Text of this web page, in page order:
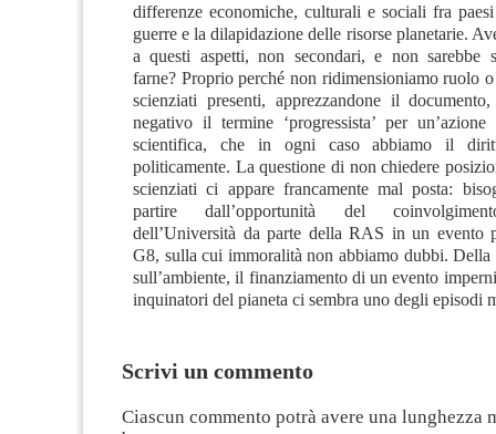
differenze economiche, culturali e sociali fra
guerre e la dilapidazione delle risorse planetarie.
a questi aspetti, non secondari, e non sarebbe
farne? Proprio perché non ridimensioniamo ruolo
scienziati presenti, apprezzandone il
negativo il termine ‘progressista’ per
scientifica, che in ogni caso abbiamo il
politicamente. La questione di non chiedere
scienziati ci appare francamente mal posta:
partire dall’opportunità del
dell’Università da parte della RAS in un evento
G8, sulla cui immoralità non abbiamo dubbi.
sull’ambiente, il finanziamento di un evento
inquinatori del pianeta ci sembra uno degli episodi
Scrivi un commento
Ciascun commento potrà avere una lunghezza